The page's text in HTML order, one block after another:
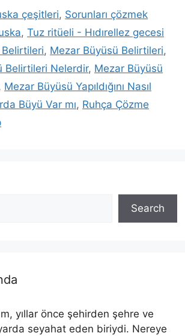
çeşitleri, Sorunları çözmek
, Tuz ritüeli - Hıdırellez gecesi
, Mezar Büyüsü Belirtileri,
Belirtileri Nelerdir, Mezar Büyüsü
Mezar Büyüsü Yapıldığını Nasıl
Büyü Var mı, Ruhça Çözme
Search
yıllar önce şehirden şehre ve
seyahat eden biriydi. Nereye